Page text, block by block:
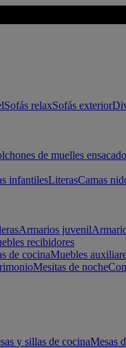
Sofás relaxSofás exterior
de muelles
infantilesLiterasCamas
Armarios juvenil
recibidores
de cocinaMuebles
Mesitas de noche
y sillas de cocinaMesas